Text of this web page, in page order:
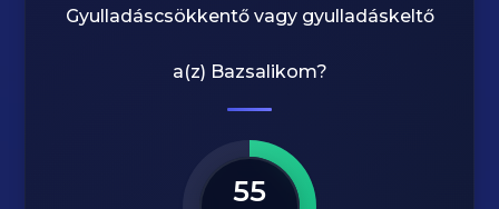
Gyulladáscsökkentő vagy gyulladáskeltő
a(z) Bazsalikom?
55